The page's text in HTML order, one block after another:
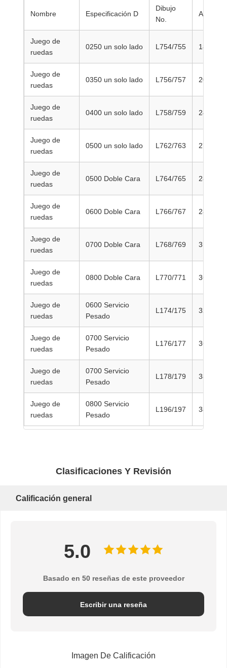
Nombre Especificación D
Dibujo
No.
A
Juego de
ruedas
0250 un solo lado L754/755 180
Juego de
ruedas
0350 un solo lado L756/757 200
Juego de
ruedas
0400 un solo lado L758/759 240
Juego de
ruedas
0500 un solo lado L762/763 270
Juego de
ruedas
0500 Doble Cara L764/765 280
Juego de
ruedas
0600 Doble Cara L766/767 280
Juego de
ruedas
0700 Doble Cara L768/769 315
Juego de
ruedas
0800 Doble Cara L770/771 365
Juego de
ruedas
0600 Servicio
Pesado
L174/175 325
Juego de
ruedas
0700 Servicio
Pesado
L176/177 360
Juego de
ruedas
0700 Servicio
Pesado
L178/179 380
Juego de
ruedas
0800 Servicio
Pesado
L196/197 380
Clasificaciones Y Revisión
Calificación general
5.0
Basado en 50 reseñas de este proveedor
Escribir una reseña
Imagen De Calificación